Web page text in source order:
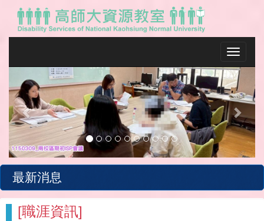
Toggle
Previous Next
最新消息
[職涯資訊]